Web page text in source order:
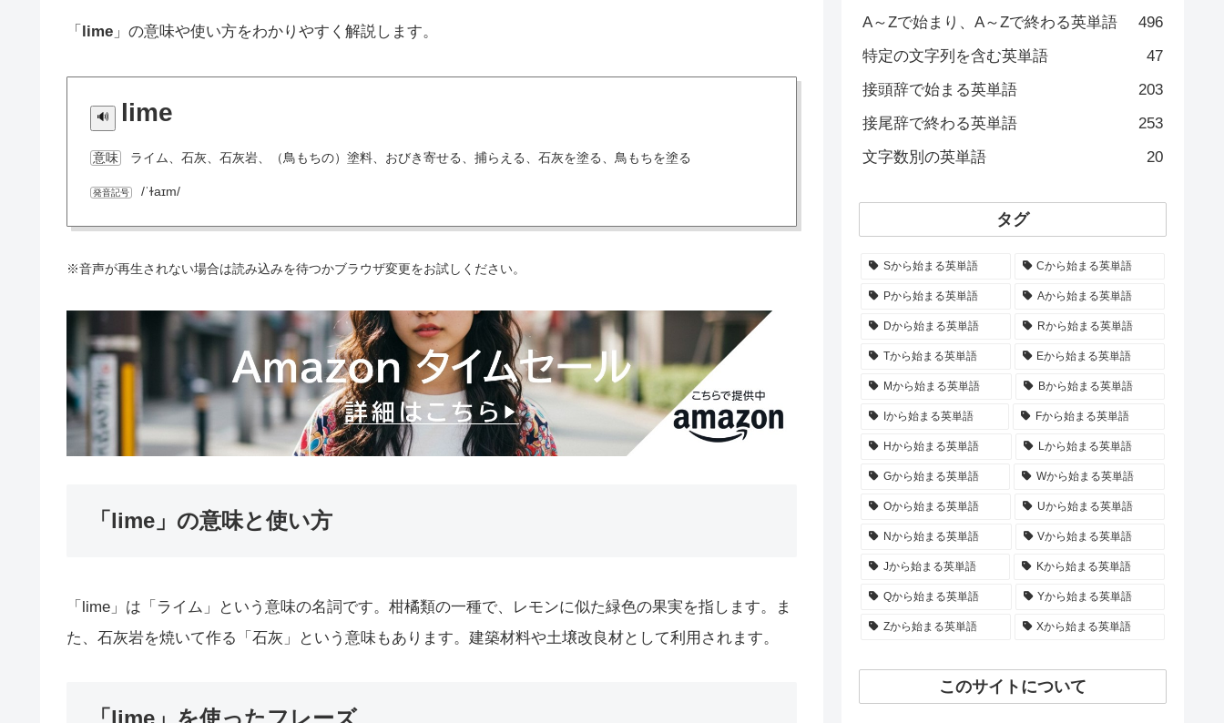
「 lime 」の意味や使い方をわかりやすく解説します。
lime
意味 ライム、石灰、石灰岩、（鳥もちの）塗料、おびき寄せる、捕らえる、石灰を塗る、鳥もちを塗る
発音記号 /ˈɫaɪm/
※音声が再生されない場合は読み込みを待つかブラウザ変更をお試しください。
「lime」の意味と使い方
「lime」は「ライム」という意味の名詞です。柑橘類の一種で、レモンに似た緑色の果実を指します。ま
た、石灰岩を焼いて作る「石灰」という意味もあります。建築材料や土壌改良材として利用されます。
「lime」を使ったフレーズ
A～Zで始まり、A～Zで終わる英単語
496
特定の文字列を含む英単語
47
接頭辞で始まる英単語
203
接尾辞で終わる英単語
253
文字数別の英単語
20
タグ
Sから始まる英単語 Cから始まる英単語
Pから始まる英単語 Aから始まる英単語
Dから始まる英単語 Rから始まる英単語
Tから始まる英単語 Eから始まる英単語
Mから始まる英単語 Bから始まる英単語
Iから始まる英単語 Fから始まる英単語
Hから始まる英単語 Lから始まる英単語
Gから始まる英単語 Wから始まる英単語
Oから始まる英単語 Uから始まる英単語
Nから始まる英単語 Vから始まる英単語
Jから始まる英単語 Kから始まる英単語
Qから始まる英単語 Yから始まる英単語
Zから始まる英単語 Xから始まる英単語
このサイトについて